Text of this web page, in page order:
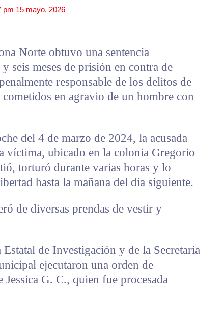
pm 15 mayo, 2026
Norte obtuvo una sentencia
seis meses de prisión en contra de
responsable de los delitos de
en agravio de un hombre con
del 4 de marzo de 2024, la acusada
víctima, ubicado en la colonia Gregorio
torturó durante varias horas y lo
hasta la mañana del día siguiente.
de diversas prendas de vestir y
de Investigación y de la Secretaría
ejecutaron una orden de
Jessica G. C., quien fue procesada